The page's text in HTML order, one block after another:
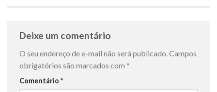
Deixe um comentário
O seu endereço de e-mail não será publicado.Campos
obrigatórios são marcados com *
Comentário *